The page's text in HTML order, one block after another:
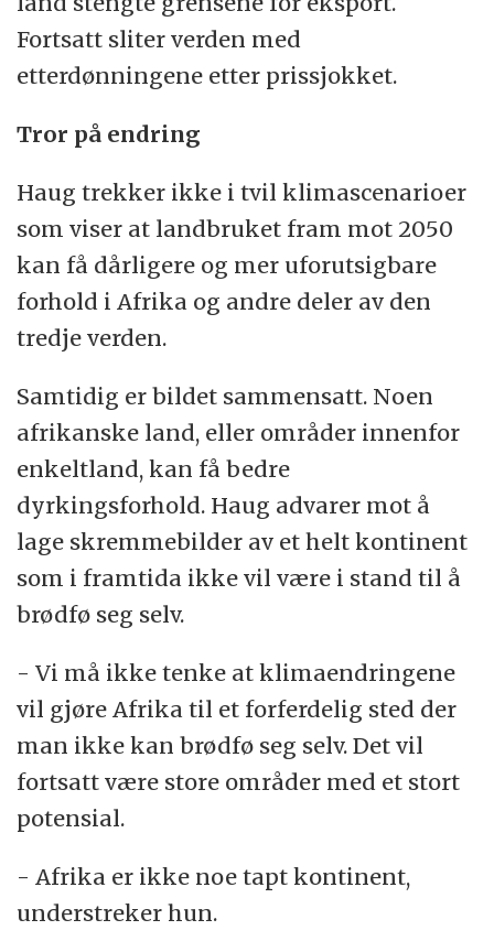
Fortsatt sliter verden med
etterdønningene etter prissjokket.
Tror på endring
Haug trekker ikke i tvil klimascenarioer
som viser at landbruket fram mot 2050
kan få dårligere og mer uforutsigbare
forhold i Afrika og andre deler av den
tredje verden.
Samtidig er bildet sammensatt. Noen
afrikanske land, eller områder innenfor
enkeltland, kan få bedre
dyrkingsforhold. Haug advarer mot å
lage skremmebilder av et helt kontinent
som i framtida ikke vil være i stand til å
brødfø seg selv.
- Vi må ikke tenke at klimaendringene
vil gjøre Afrika til et forferdelig sted der
man ikke kan brødfø seg selv. Det vil
fortsatt være store områder med et stort
potensial.
- Afrika er ikke noe tapt kontinent,
understreker hun.